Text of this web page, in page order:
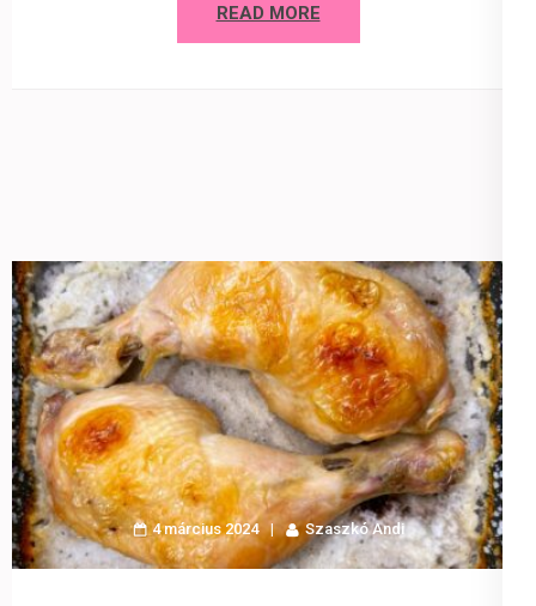
READ MORE
4 március 2024 Szaszkó Andi